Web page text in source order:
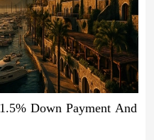
Down Payment And